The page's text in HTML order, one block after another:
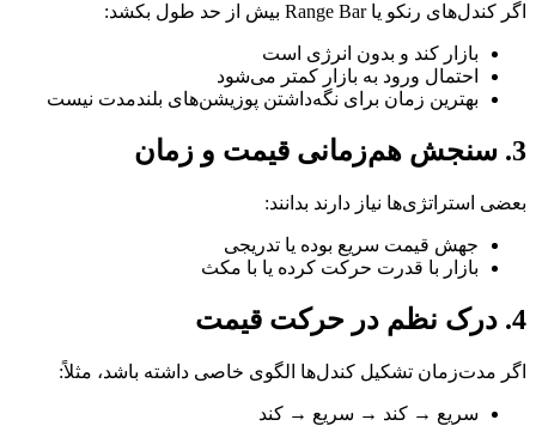
اگر کندل‌های رنکو یا Range Bar بیش از حد طول بکشد:
بازار کند و بدون انرژی است
احتمال ورود به بازار کمتر می‌شود
بهترین زمان برای نگه‌داشتن پوزیشن‌های بلندمدت نیست
3. سنجش هم‌زمانی قیمت و زمان
بعضی استراتژی‌ها نیاز دارند بدانند:
جهش قیمت سریع بوده یا تدریجی
بازار با قدرت حرکت کرده یا با مکث
4. درک نظم در حرکت قیمت
اگر مدت‌زمان تشکیل کندل‌ها الگوی خاصی داشته باشد، مثلاً:
سریع → کند → سریع → کند